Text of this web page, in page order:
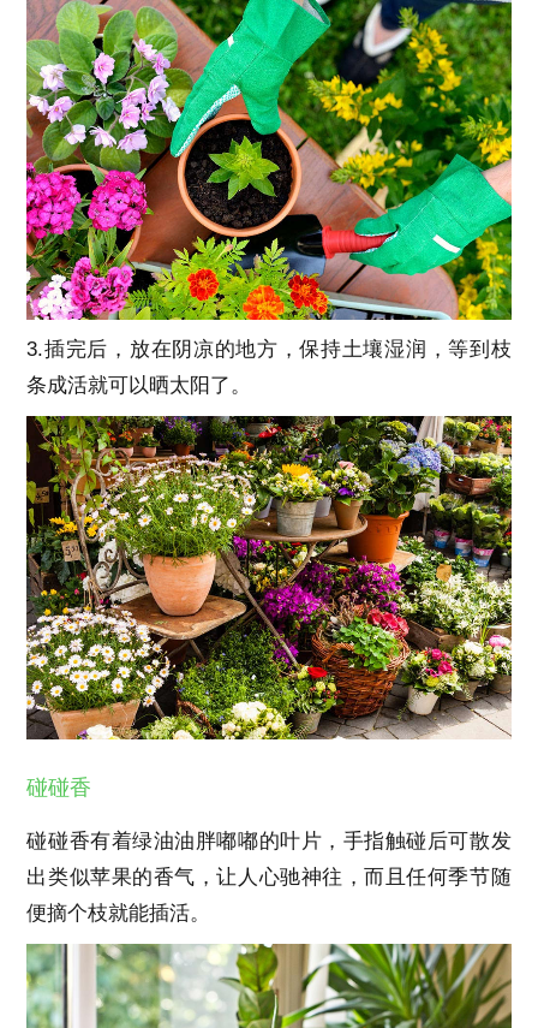
3.插完后，放在阴凉的地方，保持土壤湿润，等到枝
条成活就可以晒太阳了。
碰碰香
碰碰香有着绿油油胖嘟嘟的叶片，手指触碰后可散发
出类似苹果的香气，让人心驰神往，而且任何季节随
便摘个枝就能插活。